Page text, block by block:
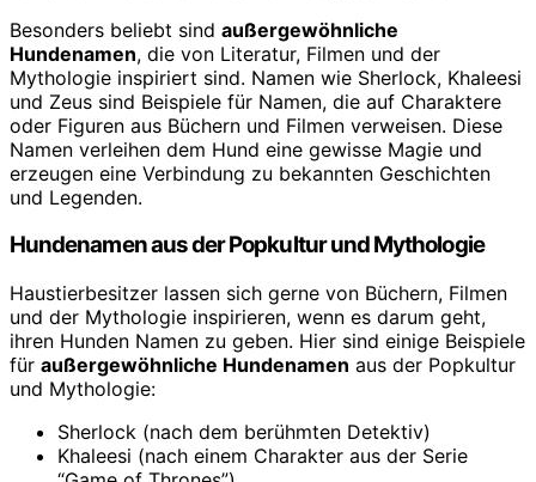
Besonders beliebt sind außergewöhnliche
Hundenamen, die von Literatur, Filmen und der
Mythologie inspiriert sind. Namen wie Sherlock, Khaleesi
und Zeus sind Beispiele für Namen, die auf Charaktere
oder Figuren aus Büchern und Filmen verweisen. Diese
Namen verleihen dem Hund eine gewisse Magie und
erzeugen eine Verbindung zu bekannten Geschichten
und Legenden.
Hundenamen aus der Popkultur und Mythologie
Haustierbesitzer lassen sich gerne von Büchern, Filmen
und der Mythologie inspirieren, wenn es darum geht,
ihren Hunden Namen zu geben. Hier sind einige Beispiele
für außergewöhnliche Hundenamen aus der Popkultur
und Mythologie:
Sherlock (nach dem berühmten Detektiv)
Khaleesi (nach einem Charakter aus der Serie